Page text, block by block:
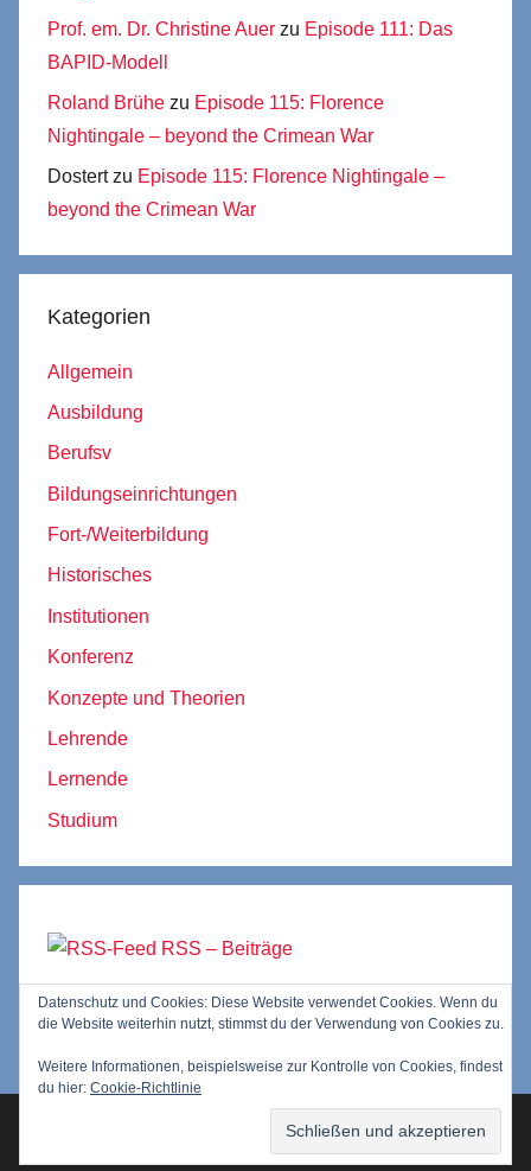
Prof. em. Dr. Christine Auer zu Episode 111: Das
BAPID-Modell
Roland Brühe zu Episode 115: Florence
Nightingale – beyond the Crimean War
Dostertzu Episode 115: Florence Nightingale –
beyond the Crimean War
Kategorien
Allgemein
Ausbildung
Berufsv
Bildungseinrichtungen
Fort-/Weiterbildung
Historisches
Institutionen
Konferenz
Konzepte und Theorien
Lehrende
Lernende
Studium
RSS – Beiträge
RSS – Kommentare
WordPress-Theme: Donovan von ThemeZee.
Datenschutz und Cookies: Diese Website verwendet Cookies. Wenn du
die Website weiterhin nutzt, stimmst du der Verwendung von Cookies zu.
Weitere Informationen, beispielsweise zur Kontrolle von Cookies, findest
du hier: Cookie-Richtlinie